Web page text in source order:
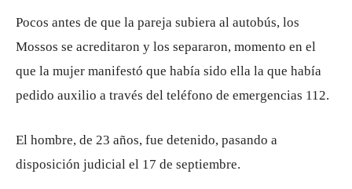
Pocos antes de que la pareja subiera al autobús, los
Mossos se acreditaron y los separaron, momento en el
que la mujer manifestó que había sido ella la que había
pedido auxilio a través del teléfono de emergencias 112.
El hombre, de 23 años, fue detenido, pasando a
disposición judicial el 17 de septiembre.